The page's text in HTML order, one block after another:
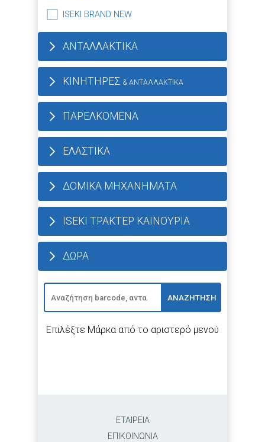
ISEKI BRAND NEW
ΑΝΤΑΛΛΑΚΤΙΚΑ
ΚΙΝΗΤΗΡΕΣ & ΑΝΤΑΛΛΑΚΤΙΚΑ
ΠΑΡΕΛΚΟΜΕΝΑ
ΕΛΑΣΤΙΚΑ
ΔΟΜΙΚΑ ΜΗΧΑΝΗΜΑΤΑ
ISEKI ΤΡΑΚΤΕΡ ΚΑΙΝΟΥΡΙΑ
ΔΩΡΑ
ΑΝΑΖΗΤΗΣΗ
Επιλέξτε Μάρκα από το αριστερό μενού
ΕΤΑΙΡΕΙΑ
ΕΠΙΚΟΙΝΩΝΙΑ